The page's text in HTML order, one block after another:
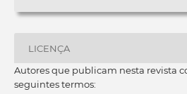
LICENÇA
Autores que publicam nesta revista
seguintes termos: